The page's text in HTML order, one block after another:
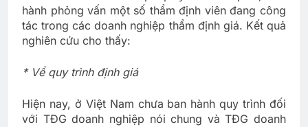
hành phỏng vấn một số thẩm định viên đang công
tác trong các doanh nghiệp thẩm định giá. Kết quả
nghiên cứu cho thấy:
* Về quy trình định giá
Hiện nay, ở Việt Nam chưa ban hành quy trình đối
với TĐG doanh nghiệp nói chung và TĐG doanh